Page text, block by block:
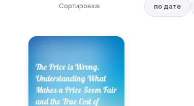
Сортировка: по дате